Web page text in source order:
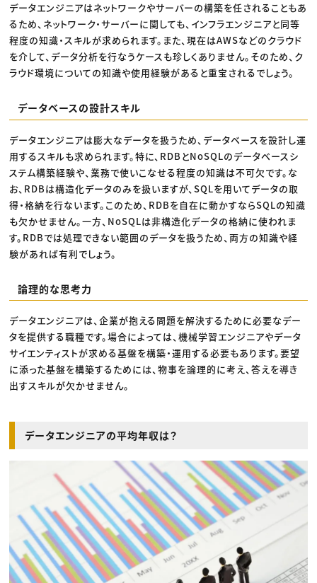
データエンジニアはネットワークやサーバーの構築を任されることもあ
るため、ネットワーク・サーバーに関しても、インフラエンジニアと同等
程度の知識・スキルが求められます。また、現在はAWSなどのクラウド
を介して、データ分析を行なうケースも珍しくありません。そのため、ク
ラウド環境についての知識や使用経験があると重宝されるでしょう。
データベースの設計スキル
データエンジニアは膨大なデータを扱うため、データベースを設計し運
用するスキルも求められます。特に、RDBとNoSQLのデータベースシ
ステム構築経験や、業務で使いこなせる程度の知識は不可欠です。な
お、RDBは構造化データのみを扱いますが、SQLを用いてデータの取
得・格納を行ないます。このため、RDBを自在に動かすならSQLの知識
も欠かせません。一方、NoSQLは非構造化データの格納に使われま
す。RDBでは処理できない範囲のデータを扱うため、両方の知識や経
験があれば有利でしょう。
論理的な思考力
データエンジニアは、企業が抱える問題を解決するために必要なデー
タを提供する職種です。場合によっては、機械学習エンジニアやデータ
サイエンティストが求める基盤を構築・運用する必要もあります。要望
に添った基盤を構築するためには、物事を論理的に考え、答えを導き
出すスキルが欠かせません。
データエンジニアの平均年収は？